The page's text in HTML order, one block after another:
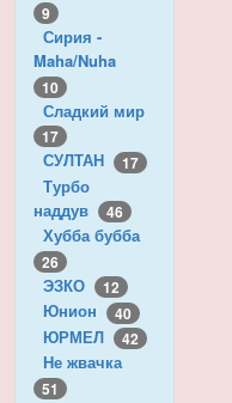
9
Сирия -
Maha/Nuha
10
Сладкий мир
17
СУЛТАН 17
Турбо
наддув
46
Хубба бубба
26
ЭЗКО 12
Юнион 40
ЮРМЕЛ 42
Не жвачка
51